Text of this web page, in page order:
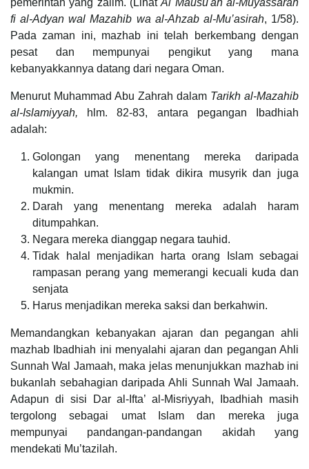
fi al-Adyan wal Mazahib wa al-Ahzab al-Mu’asirah, 1/58).
Pada zaman ini, mazhab ini telah berkembang dengan
pesat dan mempunyai pengikut yang mana
kebanyakkannya datang dari negara Oman.
Menurut Muhammad Abu Zahrah dalam Tarikh al-Mazahib
al-Islamiyyah,
hlm. 82-83, antara pegangan Ibadhiah
adalah:
Golongan yang menentang mereka daripada
kalangan umat Islam tidak dikira musyrik dan juga
mukmin.
Darah yang menentang mereka adalah haram
ditumpahkan.
Negara mereka dianggap negara tauhid.
Tidak halal menjadikan harta orang Islam sebagai
rampasan perang yang memerangi kecuali kuda dan
senjata
Harus menjadikan mereka saksi dan berkahwin.
Memandangkan kebanyakan ajaran dan pegangan ahli
mazhab Ibadhiah ini menyalahi ajaran dan pegangan Ahli
Sunnah Wal Jamaah, maka jelas menunjukkan mazhab ini
bukanlah sebahagian daripada Ahli Sunnah Wal Jamaah.
Adapun di sisi Dar al-Ifta’ al-Misriyyah, Ibadhiah masih
tergolong sebagai umat Islam dan mereka juga
mempunyai pandangan-pandangan akidah yang
mendekati Mu’tazilah.